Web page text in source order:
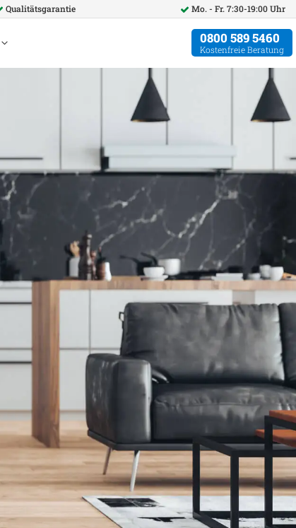
Qualitätsgarantie Mo. - Fr. 7:30-19:00 Uhr
0800 589 5460
Kostenfreie Beratung